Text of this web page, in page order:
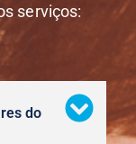
serviços:
do